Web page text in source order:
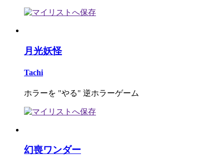
月光妖怪
Tachi
ホラーを "やる" 逆ホラーゲーム
幻喪ワンダー